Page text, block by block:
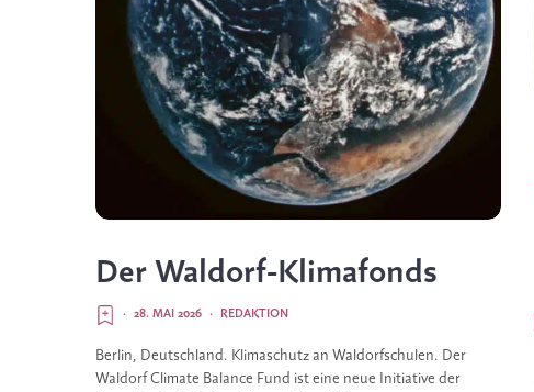
Der Waldorf-Klimafonds
REDAKTION
·
28. MAI 2026
·
Berlin, Deutschland. Klimaschutz an Waldorfschulen. Der
Waldorf Climate Balance Fund ist eine neue Initiative der